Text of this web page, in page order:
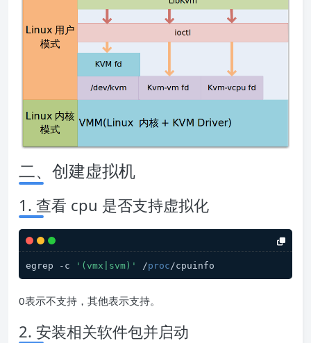
二、创建虚拟机
1. 查看 cpu 是否支持虚拟化
egrep -c '(vmx|svm)' /proc/cpuinfo
0表示不支持，其他表示支持。
2. 安装相关软件包并启动